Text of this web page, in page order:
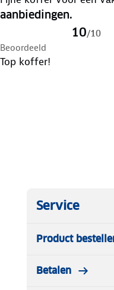
aanbiedingen.
10/10
Beoordeeld
Top koffer!
Service
Product
Betalen